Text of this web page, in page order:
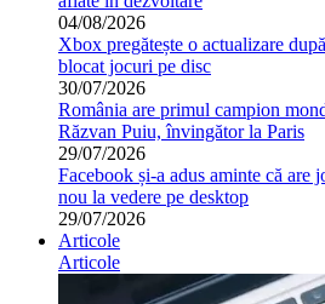
04/08/2026
Xbox pregătește o actualizare
blocat jocuri pe disc
30/07/2026
România are primul campion
Răzvan Puiu, învingător la Paris
29/07/2026
Facebook și-a adus aminte că are
nou la vedere pe desktop
29/07/2026
Articole
Articole